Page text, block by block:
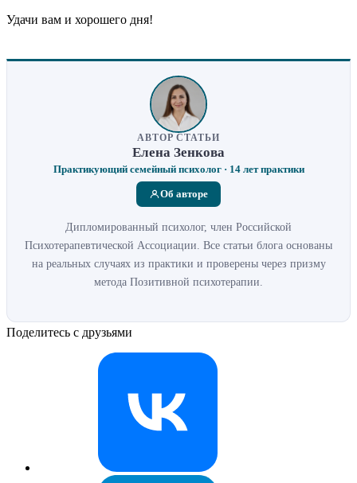
Удачи вам и хорошего дня!
АВТОР СТАТЬИ
Елена Зенкова
Практикующий семейный психолог · 14 лет практики
Об авторе
Дипломированный психолог, член Российской
Психотерапевтической Ассоциации. Все статьи блога основаны
на реальных случаях из практики и проверены через призму
метода Позитивной психотерапии.
Поделитесь с друзьями